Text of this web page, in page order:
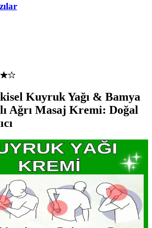
Kuyruk Yağı & Bamya
Ağrı Masaj Kremi: Doğal